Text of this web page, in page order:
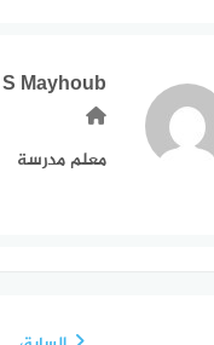
Mayhoub
معلم مدرسة